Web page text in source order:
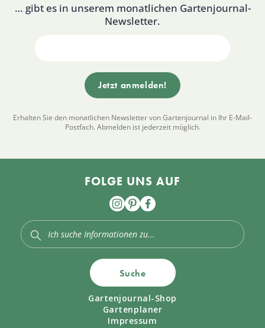
… gibt es in unserem monatlichen Gartenjournal-
Newsletter.
Erhalten Sie den monatlichen Newsletter von Gartenjournal in Ihr E-Mail-
Postfach. Abmelden ist jederzeit möglich.
FOLGE UNS AUF
Suche
Gartenjournal-Shop
Gartenplaner
Impressum